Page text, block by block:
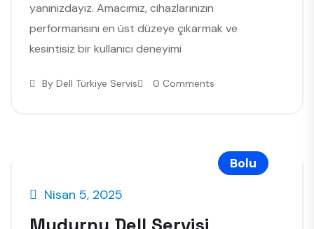
yanınızdayız. Amacımız, cihazlarınızın
performansını en üst düzeye çıkarmak ve
kesintisiz bir kullanıcı deneyimi
By Dell Türkiye Servis 0 Comments
Bolu
Nisan 5, 2025